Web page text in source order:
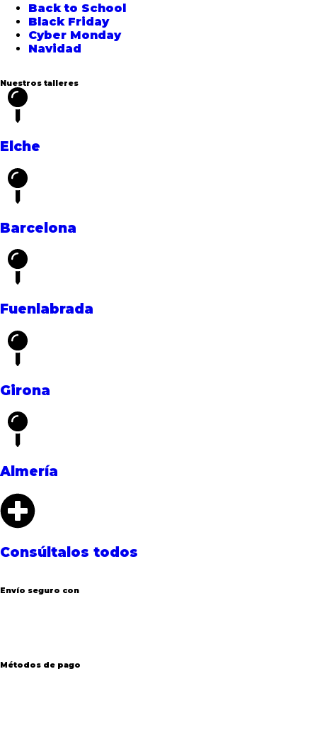
Back to School
Black Friday
Cyber Monday
Navidad
Nuestros talleres
Elche
Barcelona
Fuenlabrada
Girona
Almería
Consúltalos todos
Envío seguro con
Métodos de pago